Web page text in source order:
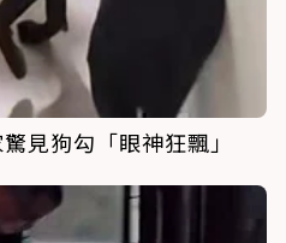
見狗勾「眼神狂飄」